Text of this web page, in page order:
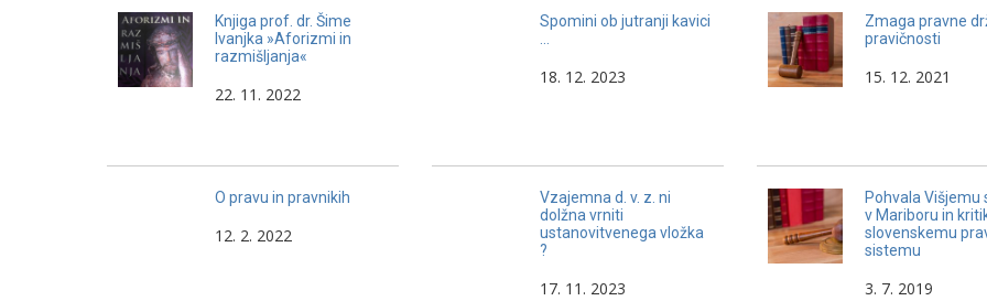
Knjiga prof. dr. Šime
Ivanjka »Aforizmi in
razmišljanja«
22. 11. 2022
O pravu in pravnikih
12. 2. 2022
Spomini ob jutranji kavici
18. 12. 2023
Vzajemna d. v. z. ni
dolžna vrniti
ustanovitvenega vložka
?
17. 11. 2023
Zmaga pravne
pravičnosti
15. 12. 2021
Pohvala Višjemu
v Mariboru in
slovenskemu
sistemu
3. 7. 2019